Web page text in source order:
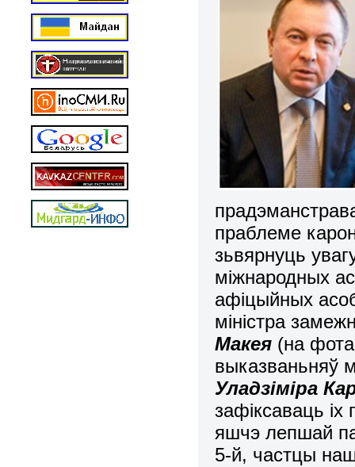
праблеме
зьвярнуць
міжнародных
афіцыйных
міністра
Макея (на фота
выказваньняў
Уладзіміра
зафіксаваць
яшчэ лепшай
5-й, частцы